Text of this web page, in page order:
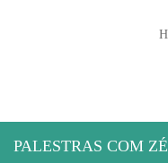
PALESTRAS COM